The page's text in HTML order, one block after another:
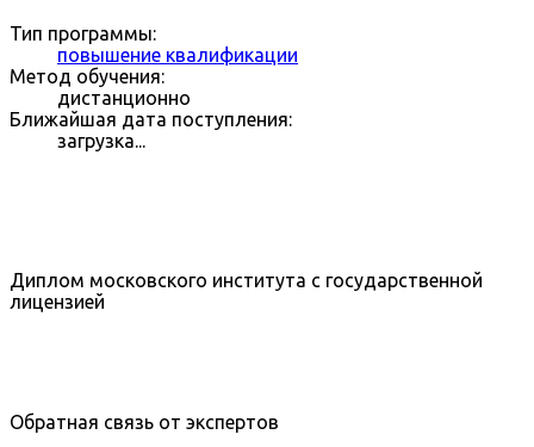
Тип программы:
повышение квалификации
Метод обучения:
дистанционно
Ближайшая дата поступления:
загрузка...
Диплом московского института с государственной
лицензией
Обратная связь от экспертов